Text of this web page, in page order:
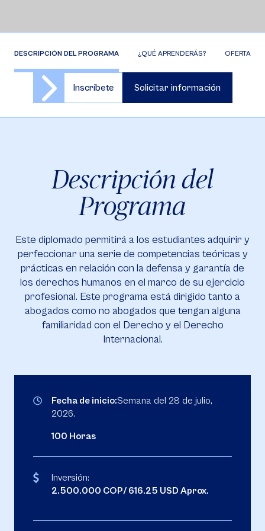
DESCRIPCIÓN DEL PROGRAMA ¿QUÉ APRENDERÁS? OFERTA DE
Inscríbete Solicitar información
Descripción del
Programa
Este diplomado permitirá a los estudiantes adquirir y
perfeccionar una serie de competencias teóricas y
prácticas en relación con la defensa y garantía de
los derechos humanos en el marco de su ejercicio
profesional. Este programa está dirigido tanto a
abogados como no abogados que tengan alguna
familiaridad con el Derecho y el Derecho
Internacional.
Fecha de inicio:Semana del 28 de julio,
2026.
100 Horas
Inversión:
2.500.000 COP/ 616.25 USD Aprox.